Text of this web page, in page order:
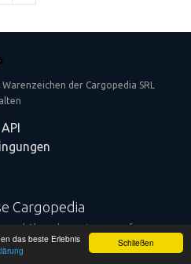
Schließen
das beste Erlebnis
der Cargopedia SRL
API
Cargopedia
und Absender vertrauen auf unsere